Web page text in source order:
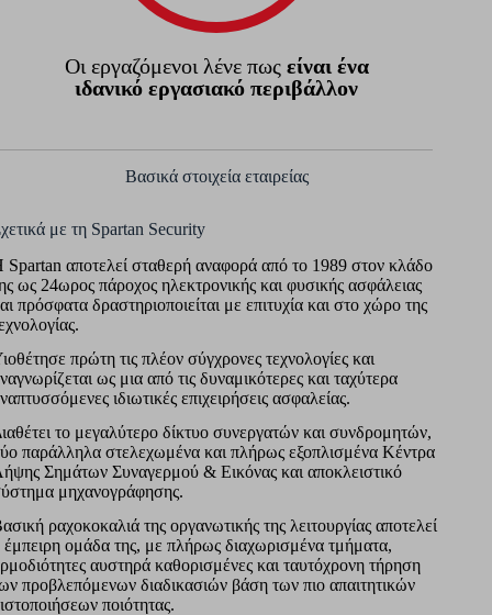
Οι εργαζόμενοι λένε πως είναι ένα
ιδανικό εργασιακό περιβάλλον
Βασικά στοιχεία εταιρείας
με τη Spartan Security
Spartan αποτελεί σταθερή αναφορά από το 1989 στον κλάδο
ως 24ωρος πάροχος ηλεκτρονικής και φυσικής ασφάλειας
πρόσφατα δραστηριοποιείται με επιτυχία και στο χώρο της
πρώτη τις πλέον σύγχρονες τεχνολογίες και
ως μια από τις δυναμικότερες και ταχύτερα
ιδιωτικές επιχειρήσεις ασφαλείας.
το μεγαλύτερο δίκτυο συνεργατών και συνδρομητών,
παράλληλα στελεχωμένα και πλήρως εξοπλισμένα Κέντρα
Σημάτων Συναγερμού & Εικόνας και αποκλειστικό
μηχανογράφησης.
ραχοκοκαλιά της οργανωτικής της λειτουργίας αποτελεί
έμπειρη ομάδα της, με πλήρως διαχωρισμένα τμήματα,
αυστηρά καθορισμένες και ταυτόχρονη τήρηση
προβλεπόμενων διαδικασιών βάση των πιο απαιτητικών
ποιότητας.